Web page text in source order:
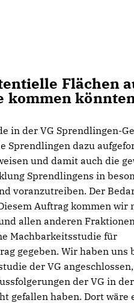
Flächen
kommen
in der VG Sprendlingen-
Sprendlingen dazu
und damit auch die
Sprendlingens in
voranzutreiben. Der
Auftrag kommen wir
allen anderen
Machbarkeitsstudie für
gegeben. Wir haben uns
der VG
der VG in
gefallen haben. Dort wäre